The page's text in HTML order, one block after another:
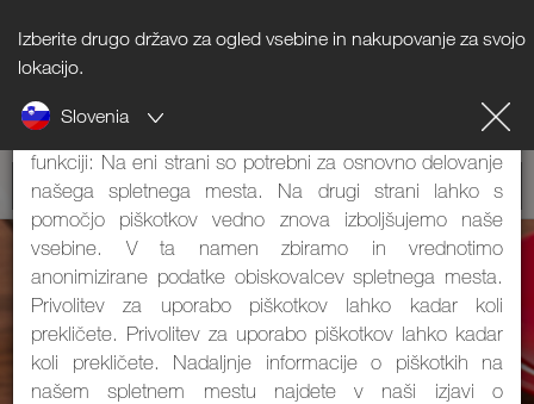
Izberite drugo državo za ogled vsebine in nakupovanje za svojo
lokacijo.
Slovenia
Napotki o piškotkih
Naše spletno mesto uporablja piškotke. Ti imajo dve
funkciji: Na eni strani so potrebni za osnovno delovanje
našega spletnega mesta. Na drugi strani lahko s
pomočjo piškotkov vedno znova izboljšujemo naše
vsebine. V ta namen zbiramo in vrednotimo
anonimizirane podatke obiskovalcev spletnega mesta.
Privolitev za uporabo piškotkov lahko kadar koli
prekličete. Privolitev za uporabo piškotkov lahko kadar
koli prekličete. Nadaljnje informacije o piškotkih na
našem spletnem mestu najdete v naši izjavi o